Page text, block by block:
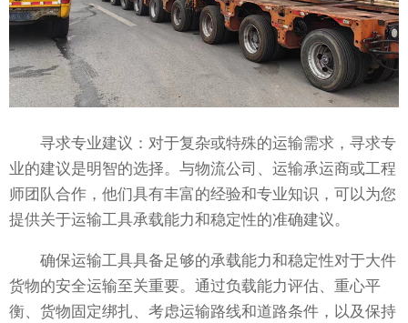
寻求专业建议：对于复杂或特殊的运输需求，寻求专
业的建议是明智的选择。与物流公司、运输承运商或工程
师团队合作，他们具有丰富的经验和专业知识，可以为您
提供关于运输工具承载能力和稳定性的准确建议。
确保运输工具具备足够的承载能力和稳定性对于大件
货物的安全运输至关重要。通过负载能力评估、重心平
衡、货物固定绑扎、考虑运输路线和道路条件，以及保持